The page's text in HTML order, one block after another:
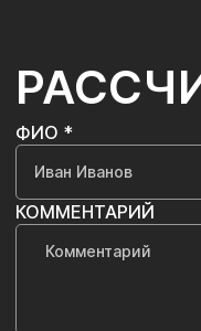
ФИО *
КОММЕНТАРИЙ